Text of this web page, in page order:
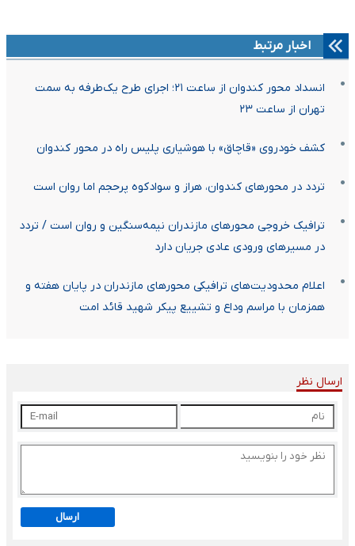
اخبار مرتبط
انسداد محور کندوان از ساعت ۲۱؛ اجرای طرح یک‌طرفه به سمت
تهران از ساعت ۲۳
کشف خودروی «قاچاق» با هوشیاری پلیس راه در محور کندوان
تردد در محورهای کندوان، هراز و سوادکوه پرحجم اما روان است
ترافیک خروجی محورهای مازندران نیمه‌سنگین و روان است / تردد
در مسیرهای ورودی عادی جریان دارد
اعلام محدودیت‌های ترافیکی محورهای مازندران در پایان هفته و
همزمان با مراسم وداع و تشییع پیکر شهید قائد امت
ارسال نظر
ارسال